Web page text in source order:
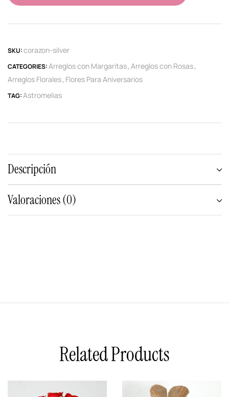
SKU:corazon-silver
CATEGORIES:Arreglos con Margaritas, Arreglos con Rosas,
Arreglos Florales, Flores Para Aniversarios
TAG:Astromelias
Descripción
Valoraciones (0)
Related Products